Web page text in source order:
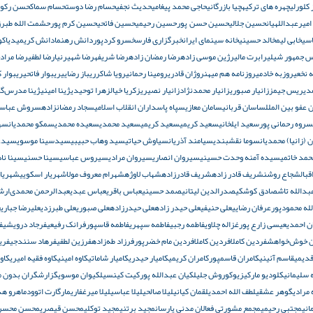
چهره های ترکیهچیا بازرگانیحاجی محمد پیغامیحدیث نجفیحسام رضا دوستحسام سماکحسن
حسین جلالیحسین حسن پورحسین رحیمیحسین فاتحیحسین کرم پورحشمت الله
خابی لیمخالد حسینیخانه سینمای ایرانخبرگزاری فارسخسرو کردپوردانش رهنمادانش کریمی
جمهور شیلیرابرت مالیرژین موسی زادهرضا رمضان زادهرضا شریفهرضا شهیرنیارضا لطفیرضا
نخعیروزبه خادمیروزنامه هم میهنروژان قادریرومینا رحمانیرویا شاکرریباز رضاییریبوار فاتحی
ریس جیمززانیار صبوریزانیار محمدنژادزانیار نصیریزکریا خیالزهرا توحیدیژینا امینیژینا
عفو بین المللساسان قربانیسامان معازیسپاه پاسداران انقلاب اسلامیسجاد رمضانزادهسروش
سروه رحمانی‌ پورسعید ایلخانیسعید كریمیسعید کریمیسعید محمدیسعیده محمدیسمکو محمدیان
(زانیا) محمدیانسوما نقشبندیسیامند آذریانسیاوش حیاتیسید وهاب حبیبیسیدسینا موسوی
خاتمیسیده آمنه وحدت حسینیسیروان انصاریسیروان مرادیسیروس عباسیسینا حسنیسینا
شجاع روشنشریف قادر زادهشریف قادرزادهشهاب لاوژهشهرام معروف مولاشهریار اسکویی
تاشصادق کوشکیصدرالدین لیتانیصمد حسینیعباس باقریعباس عبدیعبدالرحمن
محمودپورعرفان رضاییعلی حنیفیعلی حیدر زادهعلی حیدرزادهعلی صبوریعلی طبرزدیعلیرضا جباری
احمدیعیسی زارع‌ پورغزاله چلاویفاطمه رجبیفاطمه سپهریفاطمه قاسپورفرانک رفیعیفرجاد درویشی
خوش‌‌خواهشفردین كاملافردین کاملافردین مام خضرپورفرزاد طه‌زادهفرزین لطفیفرهاد سنندجی
قاسم آئینیکامران قاسمپورکامران کریمیکامیار حیدریکامیار شاماتیکاوه امینیکاوه فقیه‌ امیری
سلیمانیکلودیو مارکیزیوکوروش جلیلکیان عبدالله پورکیت کینسیلکیوان موسویگزارشگران بدون
مرادیگوهر عشقیلطف الله احمدیلقمان کیانیلیلا صالحیلیلا عباسیلیلا میرغفاریمارگارت اتوودماهرو
مجتبی رحیمیمجمع مشورتی فعالان مدنی یارسانمجید برتنیمجید توکلیمحسن قیصریمحسن